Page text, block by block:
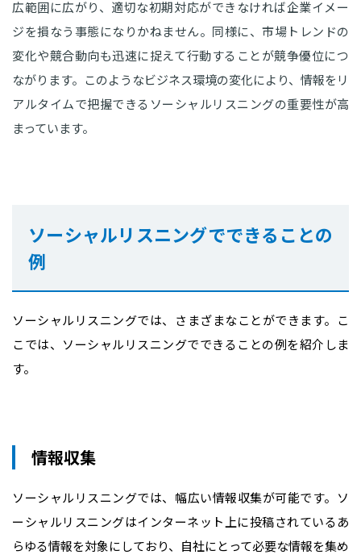
広範囲に広がり、適切な初期対応ができなければ企業イメー
ジを損なう事態になりかねません。同様に、市場トレンドの
変化や競合動向も迅速に捉えて行動することが競争優位につ
ながります。このようなビジネス環境の変化により、情報をリ
アルタイムで把握できるソーシャルリスニングの重要性が高
まっています。
ソーシャルリスニングでできることの
例
ソーシャルリスニングでは、さまざまなことができます。こ
こでは、ソーシャルリスニングでできることの例を紹介しま
す。
情報収集
ソーシャルリスニングでは、幅広い情報収集が可能です。ソ
ーシャルリスニングはインターネット上に投稿されているあ
らゆる情報を対象にしており、自社にとって必要な情報を集め